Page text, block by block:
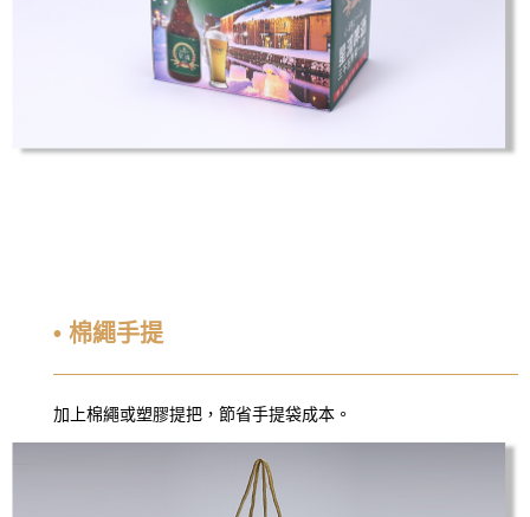
• 棉繩手提
加上棉繩或塑膠提把，節省手提袋成本。